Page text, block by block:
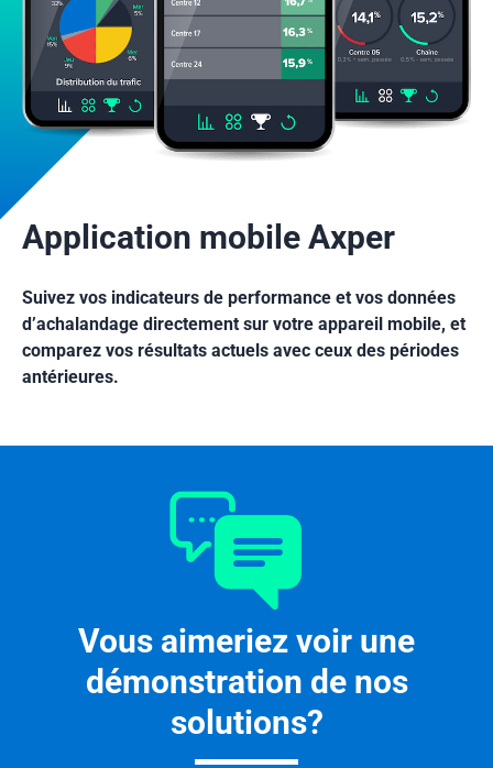
Application mobile Axper
Suivez vos indicateurs de performance et vos données
d’achalandage directement sur votre appareil mobile, et
comparez vos résultats actuels avec ceux des périodes
antérieures.
Vous aimeriez voir une
démonstration de nos
solutions?